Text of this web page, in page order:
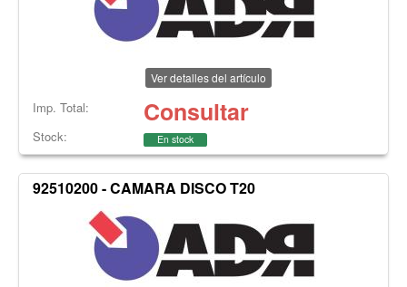
Ver detalles del artículo
Imp. Total: Consultar
Stock: En stock
92510200 - CAMARA DISCO T20